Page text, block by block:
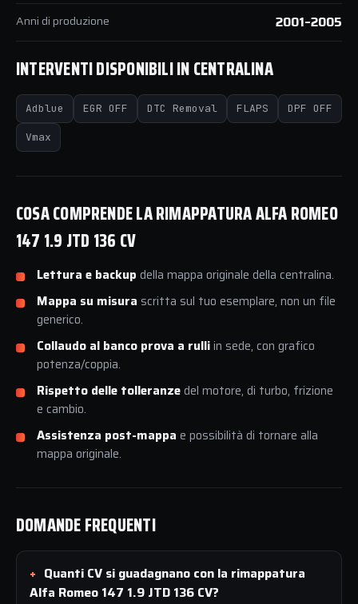
Anni di produzione 2001–2005
INTERVENTI DISPONIBILI IN CENTRALINA
Adblue EGR OFF DTC Removal FLAPS DPF OFF
Vmax
COSA COMPRENDE LA RIMAPPATURA ALFA ROMEO
147 1.9 JTD 136 CV
Lettura e backup della mappa originale della centralina.
Mappa su misura scritta sul tuo esemplare, non un file
generico.
Collaudo al banco prova a rulliin sede, con grafico
potenza/coppia.
Rispetto delle tolleranzedel motore, di turbo, frizione
e cambio.
Assistenza post-mappa e possibilità di tornare alla
mappa originale.
DOMANDE FREQUENTI
Quanti CV si guadagnano con la rimappatura
Alfa Romeo 147 1.9 JTD 136 CV?